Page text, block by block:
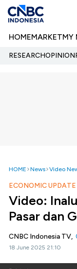
HOMEMARKETMY
RESEARCHOPINION
HOME News Video
ECONOMIC
Video:
Pasar dan
CNBC Indonesia TV,
18 June 2025 21:10